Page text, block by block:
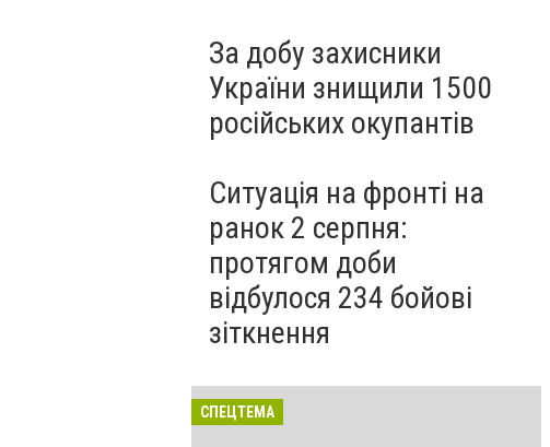
За добу захисники
України знищили 1500
російських окупантів
Ситуація на фронті на
ранок 2 серпня:
протягом доби
відбулося 234 бойові
зіткнення
СПЕЦТЕМА